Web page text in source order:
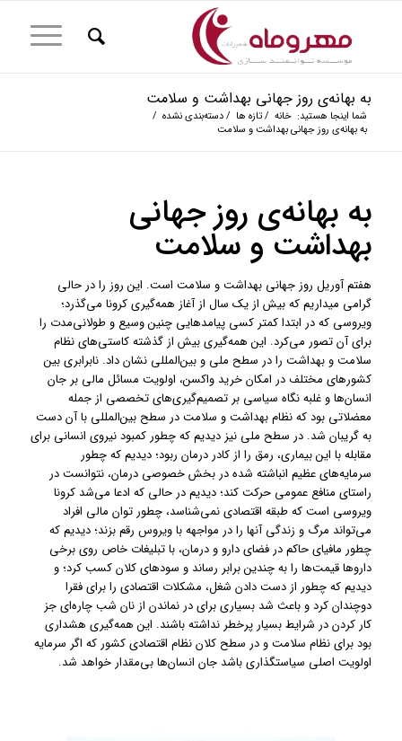
به بهانه‌ی روز جهانی بهداشت و سلامت
شما اینجا هستید: خانه / تازه ها / دسته‌بندی نشده /
به بهانه‌ی روز جهانی بهداشت و سلامت
به بهانه‌ی روز جهانی
بهداشت و سلامت
هفتم آوریل روز جهانی بهداشت و سلامت است. این روز را در حالی
گرامی میداریم که بیش از یک سال از آغاز همه‌گیری کرونا می‌گذرد؛
ویروسی که در ابتدا کمتر کسی پیامدهایی چنین وسیع و طولانی‌مدت را
برای آن تصور می‌کرد. این همه‌گیری بیش از گذشته کاستی‌های نظام
سلامت و بهداشت را در سطح ملی و بین‌المللی نشان داد. نابرابری بین
کشورهای مختلف در امکان خرید واکسن، اولویت مسائل مالی بر جان
انسان‌ها و غلبه نگاه سیاسی بر تصمیم‌گیری‌های تخصصی از جمله
معضلاتی بود که نظام بهداشت و سلامت در سطح بین‌المللی با آن دست
به گریبان شد. در سطح ملی نیز دیدیم که چطور کمبود نیروی انسانی برای
مقابله با این بیماری، رمق را از کادر درمان ربود؛ دیدیم که چطور
سرمایه‌های عظیم انباشته شده در بخش خصوصی درمان، نتوانست در
راستای منافع عمومی حرکت کند؛ دیدیم در حالی که ادعا می‌شد کرونا
ویروسی است که طبقه اقتصادی نمی‌شناسد، چطور توان مالی افراد
می‌تواند مرگ و زندگی آنها را در مواجهه با ویروس رقم بزند؛ دیدیم که
چطور مافیای حاکم در فضای دارو و درمان، با تبلیغات خاص روی برخی
داروها قیمت‌ها را به چندین برابر رساند و سودهای کلان کسب کرد؛ و
دیدیم که چطور از دست دادن شغل، مشکلات اقتصادی را برای فقرا
دوچندان کرد و باعث شد بسیاری برای در نماندن از نان شب چاره‌ای جز
کار کردن در شرایط بسیار پرخطر نداشته باشند. این همه‌گیری هشداری
بود برای نظام سلامت و در سطح کلان نظام اقتصادی کشور که اگر سرمایه
اولویت اصلی سیاستگذاری باشد جان انسان‌ها بی‌مقدار خواهد شد.